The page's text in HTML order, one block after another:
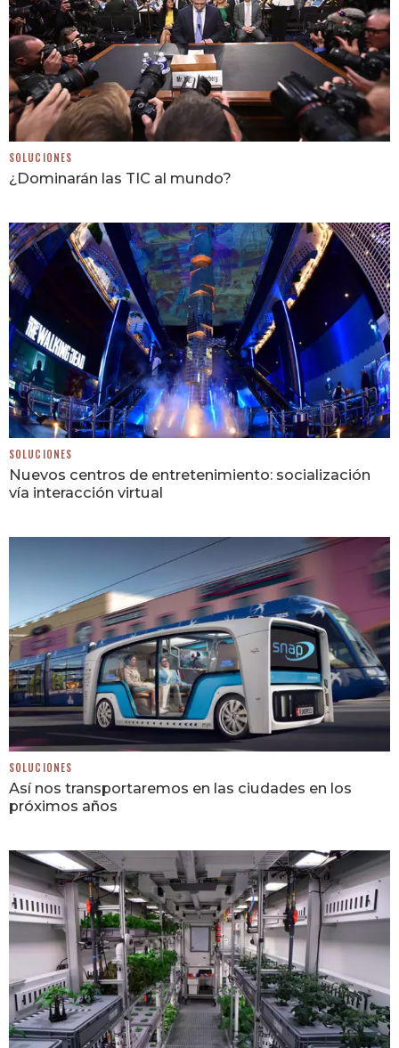
SOLUCIONES
¿Dominarán las TIC al mundo?
SOLUCIONES
Nuevos centros de entretenimiento: socialización
vía interacción virtual
SOLUCIONES
Así nos transportaremos en las ciudades en los
próximos años